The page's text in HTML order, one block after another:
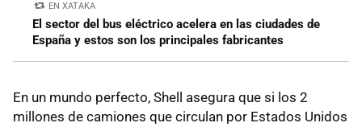
EN XATAKA
El sector del bus eléctrico acelera en las ciudades de
España y estos son los principales fabricantes
En un mundo perfecto, Shell asegura que si los 2
millones de camiones que circulan por Estados Unidos